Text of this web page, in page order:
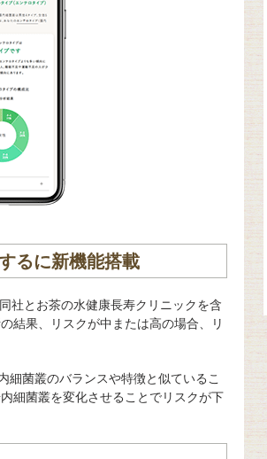
るに新機能搭載
社とお茶の水健康長寿クリニックを含
結果、リスクが中または高の場合、リ
細菌叢のバランスや特徴と似ているこ
細菌叢を変化させることでリスクが下